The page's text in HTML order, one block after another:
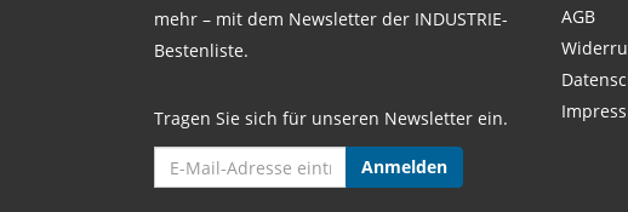
mehr – mit dem Newsletter der INDUSTRIE-
Bestenliste.
Tragen Sie sich für unseren Newsletter ein.
Anmelden
AGB